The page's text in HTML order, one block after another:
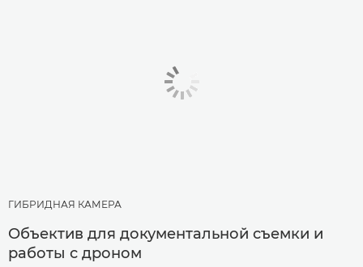
ГИБРИДНАЯ КАМЕРА
Объектив для документальной съемки и
работы с дроном